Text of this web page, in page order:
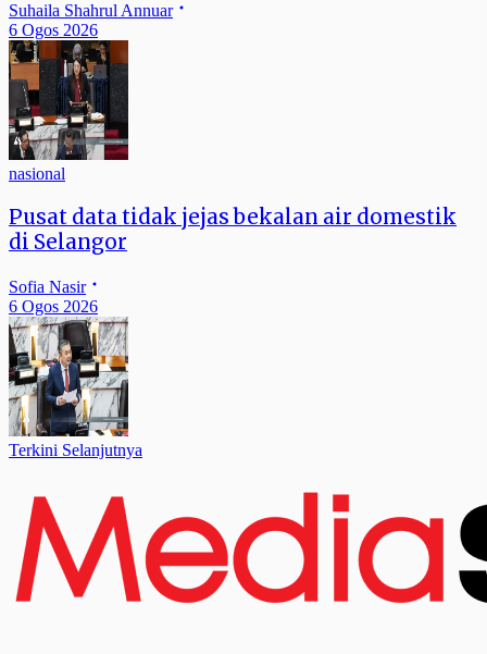
Suhaila Shahrul Annuar
6 Ogos 2026
nasional
Pusat data tidak jejas bekalan air domestik
di Selangor
Sofia Nasir
6 Ogos 2026
Terkini Selanjutnya